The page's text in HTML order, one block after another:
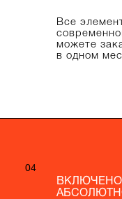
Все
можете
в одном
04
ВКЛЮЧЕНО
04
ВКЛЮЧЕНО